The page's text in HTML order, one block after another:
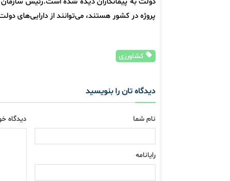
پروژه در کشور هستند، می‌توانند از دارایی‌های دولت برداشت کرده و ۱۰ درصد پرداخت کنند و
کشاورزی
دیدگاه تان را بنویسید
نام شما
رایانامه
دیدگاه